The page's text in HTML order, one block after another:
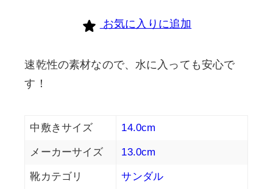
お気に入りに追加
速乾性の素材なので、水に入っても安心で
す！
中敷きサイズ 14.0cm
メーカーサイズ 13.0cm
靴カテゴリ サンダル